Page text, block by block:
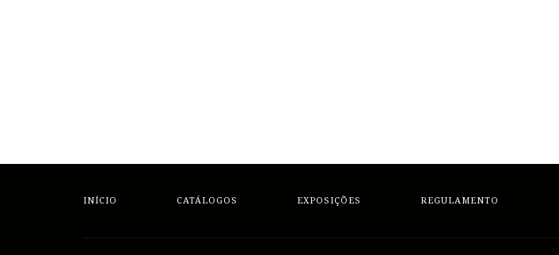
INÍCIO CATÁLOGOS EXPOSIÇÕES REGULAMENTO